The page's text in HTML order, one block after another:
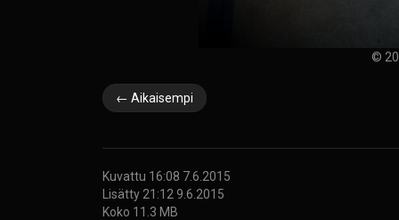
©
← Aikaisempi
Kuvattu 16:08 7.6.2015
Lisätty 21:12 9.6.2015
Koko 11.3 MB